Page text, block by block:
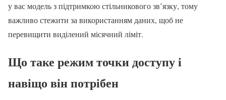
у вас модель з підтримкою стільникового зв’язку, тому
важливо стежити за використанням даних, щоб не
перевищити виділений місячний ліміт.
Що таке режим точки доступу і
навіщо він потрібен